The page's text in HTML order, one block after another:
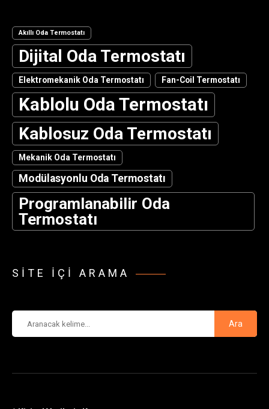
Akıllı Oda Termostatı
Dijital Oda Termostatı
Elektromekanik Oda Termostatı Fan-Coil Termostatı
Kablolu Oda Termostatı
Kablosuz Oda Termostatı
Mekanik Oda Termostatı
Modülasyonlu Oda Termostatı
Programlanabilir Oda
Termostatı
SITE IÇI ARAMA